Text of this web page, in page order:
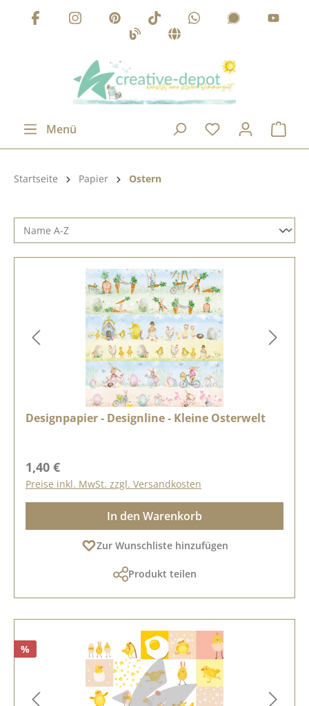
Zum Hauptinhalt springen
Menü
Produktkategorie:
Startseite Papier Ostern
Designpapier - Designline - Kleine Osterwelt
Regulärer Preis:
1,40 €
Preise inkl. MwSt. zzgl. Versandkosten
In den Warenkorb
Zur Wunschliste hinzufügen
Produkt teilen
%